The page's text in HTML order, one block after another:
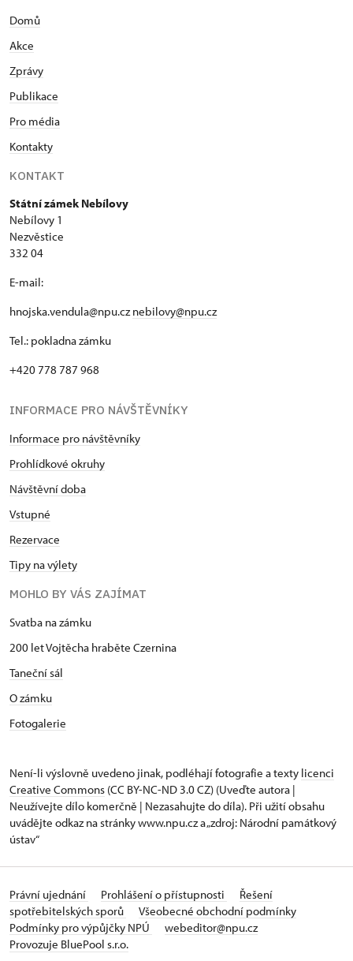
Domů
Akce
Zprávy
Publikace
Pro média
Kontakty
KONTAKT
Státní zámek Nebílovy
Nebílovy 1
Nezvěstice
332 04
E-mail:
hnojska.vendula@npu.cz nebilovy@npu.cz
Tel.: pokladna zámku
+420 778 787 968
INFORMACE PRO NÁVŠTĚVNÍKY
Informace pro návštěvníky
Prohlídkové okruhy
Návštěvní doba
Vstupné
Rezervace
Tipy na výlety
MOHLO BY VÁS ZAJÍMAT
Svatba na zámku
200 let Vojtěcha hraběte Czernina
Taneční sál
O zámku
Fotogalerie
Není-li výslovně uvedeno jinak, podléhají fotografie a texty licenci
Creative Commons (CC BY-NC-ND 3.0 CZ) (Uveďte autora |
Neužívejte dílo komerčně | Nezasahujte do díla). Při užití obsahu
uvádějte odkaz na stránky www.npu.cz a „zdroj: Národní památkový
ústav“
Právní ujednání Prohlášení o přístupnosti
Řešení
spotřebitelských sporů
Všeobecné obchodní podmínky
Podmínky pro výpůjčky NPÚ
webeditor@npu.cz
Provozuje BluePool s.r.o.